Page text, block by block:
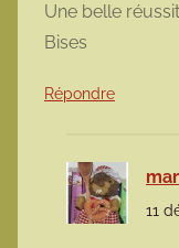
Une belle
Bises
Répondre
11